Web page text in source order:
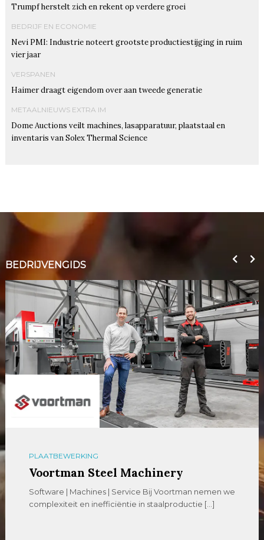
Trumpf herstelt zich en rekent op verdere groei
BEDRIJF EN ECONOMIE
Nevi PMI: Industrie noteert grootste productiestijging in ruim
vier jaar
VERSPANEN
Haimer draagt eigendom over aan tweede generatie
METAALNIEUWS EXTRA IM
Dome Auctions veilt machines, lasapparatuur, plaatstaal en
inventaris van Solex Thermal Science
BEDRIJVENGIDS
PLAATBEWERKING
Voortman Steel Machinery
Software | Machines | Service Bij Voortman nemen we
complexiteit en inefficiëntie in staalproductie […]